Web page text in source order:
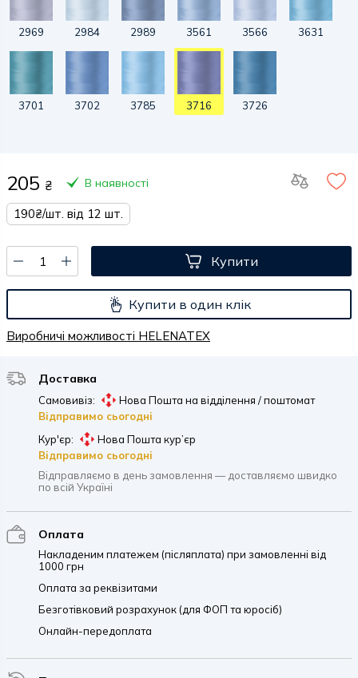
2969 2984 2989 3561 3566 3631
3701 3702 3785 3716 3726
205 ₴ В наявності
190₴/шт. від 12 шт.
Купити
Купити в один клік
Виробничі можливості HELENATEX
Доставка
Самовивіз:
Нова Пошта на відділення / поштомат
Відправимо сьогодні
Кур'єр:
Нова Пошта кур’єр
Відправимо сьогодні
Відправляємо в день замовлення — доставляємо швидко
по всій Україні
Оплата
Накладеним платежем (післяплата) при замовленні від
1000 грн
Оплата за реквізитами
Безготівковий розрахунок (для ФОП та юросіб)
Онлайн-передоплата